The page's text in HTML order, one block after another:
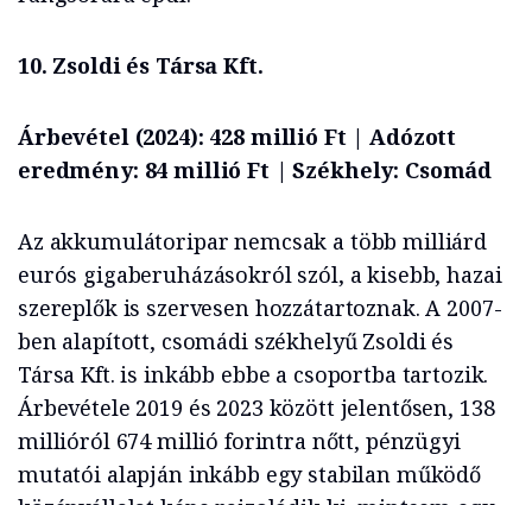
10. Zsoldi és Társa Kft.
Árbevétel (2024): 428 millió Ft | Adózott
eredmény: 84 millió Ft | Székhely: Csomád
Az akkumulátoripar nemcsak a több milliárd
eurós gigaberuházásokról szól, a kisebb, hazai
szereplők is szervesen hozzátartoznak. A 2007-
ben alapított, csomádi székhelyű Zsoldi és
Társa Kft. is inkább ebbe a csoportba tartozik.
Árbevétele 2019 és 2023 között jelentősen, 138
millióról 674 millió forintra nőtt, pénzügyi
mutatói alapján inkább egy stabilan működő